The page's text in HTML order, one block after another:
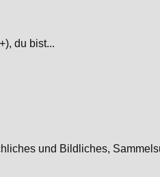
du bist...
und Bildliches,